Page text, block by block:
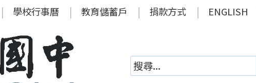
學校行事曆 教育儲蓄戶 捐款方式 ENGLISH